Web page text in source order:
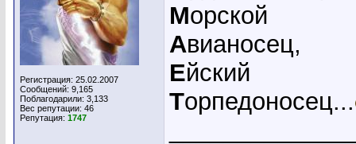
Регистрация: 25.02.2007
Сообщений: 9,165
Поблагодарили: 3,133
Вес репутации: 46
Репутация: 1747
Морской
Авианосец,
Ейский
Торпедоносец...